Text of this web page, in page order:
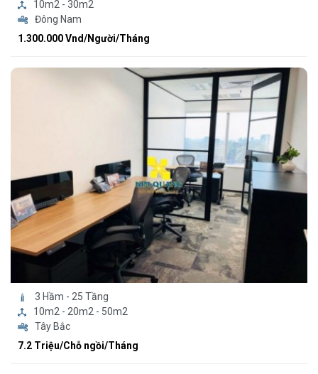
10m2 - 30m2
Đông Nam
1.300.000 Vnd/Người/Tháng
3 Hầm - 25 Tầng
10m2 - 20m2 - 50m2
Tây Bắc
7.2 Triệu/Chỗ ngồi/Tháng